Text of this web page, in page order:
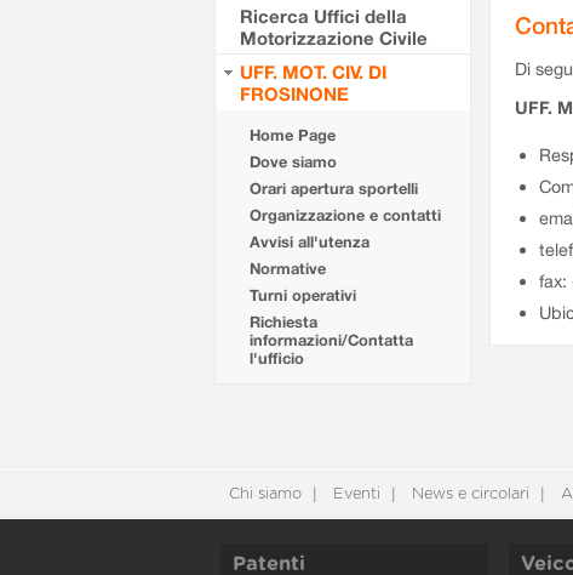
Ricerca Uffici della
Motorizzazione Civile
UFF. MOT. CIV. DI
FROSINONE
Home Page
Dove siamo
Orari apertura sportelli
Organizzazione e contatti
Avvisi all'utenza
Normative
Turni operativi
Richiesta
informazioni/Contatta
l'ufficio
Di
UFF.
fax:
Chi siamo Eventi News e circolari
Patenti